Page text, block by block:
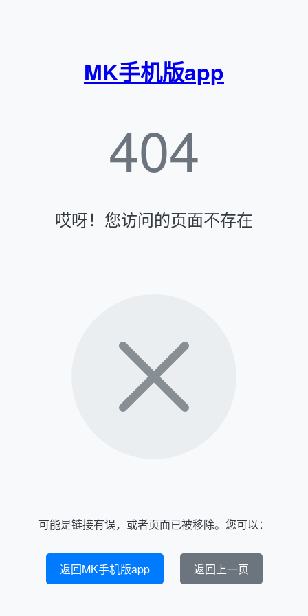
MK手机版app
404
哎呀！您访问的页面不存在
可能是链接有误，或者页面已被移除。您可以：
返回MK手机版app 返回上一页